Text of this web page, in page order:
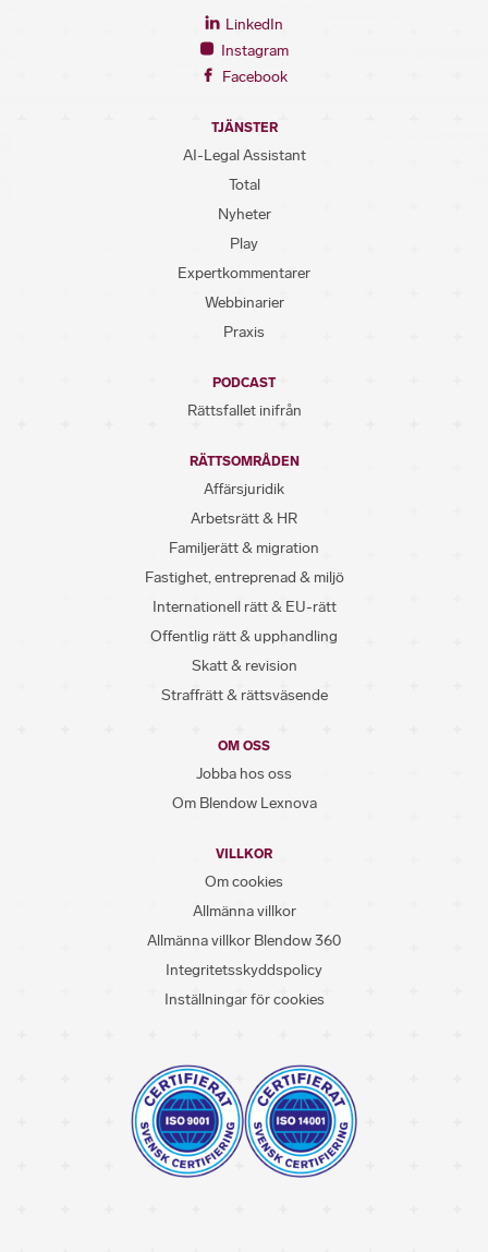
LinkedIn
Instagram
Facebook
TJÄNSTER
AI-Legal Assistant
Total
Nyheter
Play
Expertkommentarer
Webbinarier
Praxis
PODCAST
Rättsfallet inifrån
RÄTTSOMRÅDEN
Affärsjuridik
Arbetsrätt & HR
Familjerätt & migration
Fastighet, entreprenad & miljö
Internationell rätt & EU-rätt
Offentlig rätt & upphandling
Skatt & revision
Straffrätt & rättsväsende
OM OSS
Jobba hos oss
Om Blendow Lexnova
VILLKOR
Om cookies
Allmänna villkor
Allmänna villkor Blendow 360
Integritetsskyddspolicy
Inställningar för cookies